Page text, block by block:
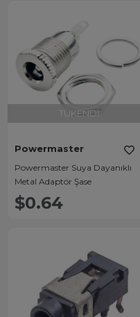
TÜKENDI
Powermaster
Powermaster Suya Dayanıklı
Metal Adaptör Şase
$0.64